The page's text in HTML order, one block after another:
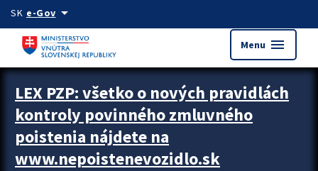
Preskocit na hlavný obsah
SK e-Govarrow_drop_down
Menu menu
Zastavit automatický posun upútavok
LEX PZP: všetko o nových pravidlách
kontroly povinného zmluvného
poistenia nájdete na
www.nepoistenevozidlo.sk